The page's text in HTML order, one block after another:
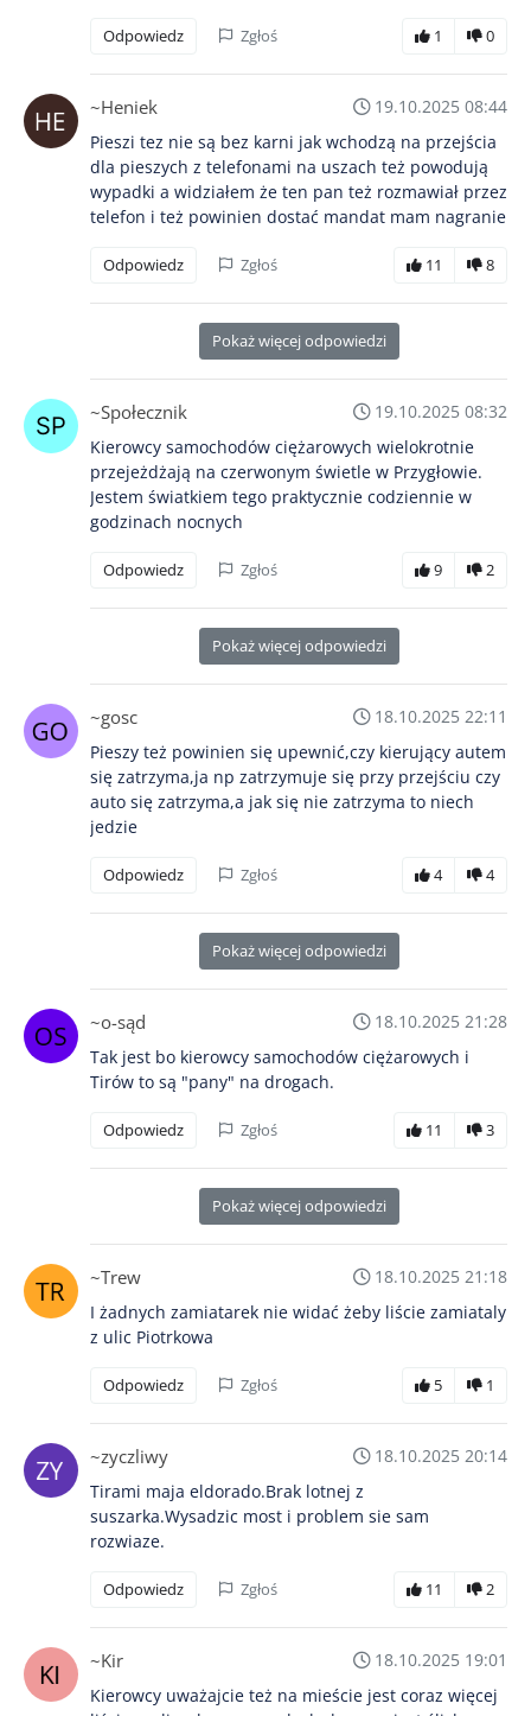
Odpowiedz Zgłoś 1 0
~Heniek
19.10.2025 08:44
Pieszi tez nie są bez karni jak wchodzą na przejścia
dla pieszych z telefonami na uszach też powodują
wypadki a widziałem że ten pan też rozmawiał przez
telefon i też powinien dostać mandat mam nagranie
Odpowiedz Zgłoś 11 8
Pokaż więcej odpowiedzi
~Społecznik
19.10.2025 08:32
Kierowcy samochodów ciężarowych wielokrotnie
przejeżdżają na czerwonym świetle w Przygłowie.
Jestem światkiem tego praktycznie codziennie w
godzinach nocnych
Odpowiedz Zgłoś 9 2
Pokaż więcej odpowiedzi
~gosc
18.10.2025 22:11
Pieszy też powinien się upewnić,czy kierujący autem
się zatrzyma,ja np zatrzymuje się przy przejściu czy
auto się zatrzyma,a jak się nie zatrzyma to niech
jedzie
Odpowiedz Zgłoś 4 4
Pokaż więcej odpowiedzi
~o-sąd
18.10.2025 21:28
Tak jest bo kierowcy samochodów ciężarowych i
Tirów to są "pany" na drogach.
Odpowiedz Zgłoś 11 3
Pokaż więcej odpowiedzi
~Trew
18.10.2025 21:18
I żadnych zamiatarek nie widać żeby liście zamiataly
z ulic Piotrkowa
Odpowiedz Zgłoś 5 1
~zyczliwy
18.10.2025 20:14
Tirami maja eldorado.Brak lotnej z
suszarka.Wysadzic most i problem sie sam
rozwiaze.
Odpowiedz Zgłoś 11 2
~Kir
18.10.2025 19:01
Kierowcy uważajcie też na mieście jest coraz więcej